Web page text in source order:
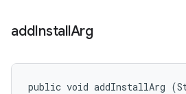
addInstallArg
public void addInstallArg